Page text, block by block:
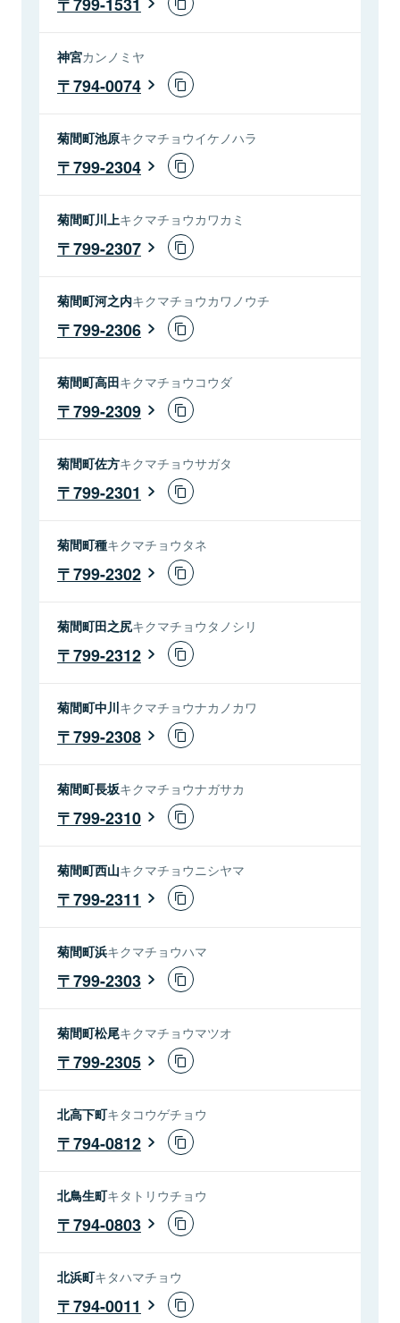
神宮カンノミヤ
794-0074
菊間町池原キクマチョウイケノハラ
799-2304
菊間町川上キクマチョウカワカミ
799-2307
菊間町河之内キクマチョウカワノウチ
799-2306
菊間町高田キクマチョウコウダ
799-2309
菊間町佐方キクマチョウサガタ
799-2301
菊間町種キクマチョウタネ
799-2302
菊間町田之尻キクマチョウタノシリ
799-2312
菊間町中川キクマチョウナカノカワ
799-2308
菊間町長坂キクマチョウナガサカ
799-2310
菊間町西山キクマチョウニシヤマ
799-2311
菊間町浜キクマチョウハマ
799-2303
菊間町松尾キクマチョウマツオ
799-2305
北高下町キタコウゲチョウ
794-0812
北鳥生町キタトリウチョウ
794-0803
北浜町キタハマチョウ
794-0011